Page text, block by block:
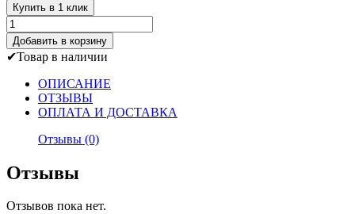
Купить в 1 клик
Количество
товара
колокол
"семейный
оберег"
Добавить в корзину
Товар в наличии
ОПИСАНИЕ
ОТЗЫВЫ
ОПЛАТА И ДОСТАВКА
Отзывы (0)
Отзывы
Отзывов пока нет.